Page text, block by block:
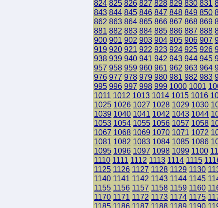
824 825 826 827 828 829 830 831
843 844 845 846 847 848 849 850
862 863 864 865 866 867 868 869
881 882 883 884 885 886 887 888
900 901 902 903 904 905 906 907
919 920 921 922 923 924 925 926
938 939 940 941 942 943 944 945
957 958 959 960 961 962 963 964
976 977 978 979 980 981 982 983
995 996 997 998 999 1000 1001
1011 1012 1013 1014 1015 1016
1025 1026 1027 1028 1029 1030
1039 1040 1041 1042 1043 1044
1053 1054 1055 1056 1057 1058
1067 1068 1069 1070 1071 1072
1081 1082 1083 1084 1085 1086
1095 1096 1097 1098 1099 1100
1110 1111 1112 1113 1114 1115
1125 1126 1127 1128 1129 1130
1140 1141 1142 1143 1144 1145
1155 1156 1157 1158 1159 1160
1170 1171 1172 1173 1174 1175
1185 1186 1187 1188 1189 1190